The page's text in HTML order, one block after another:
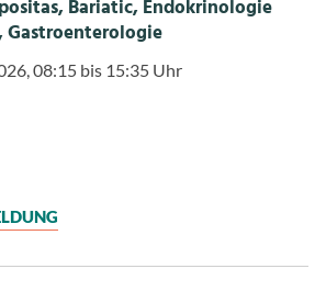
Bariatic, Endokrinologie
Gastroenterologie
08:15 bis 15:35 Uhr